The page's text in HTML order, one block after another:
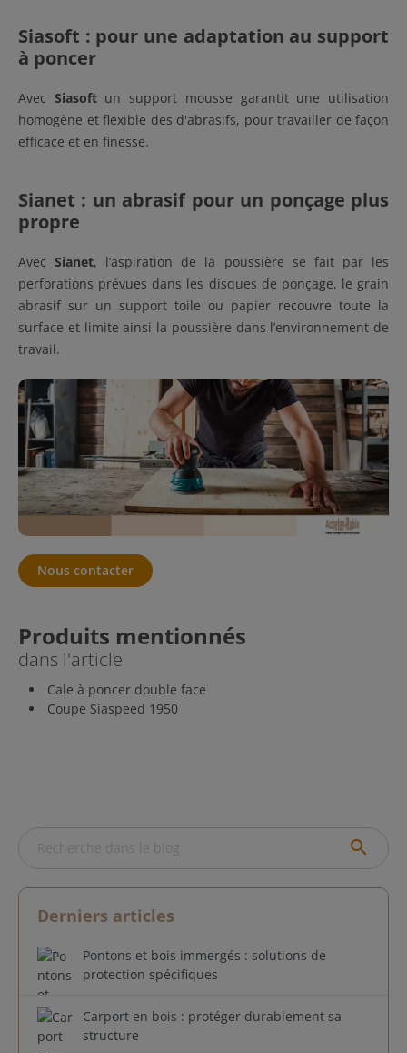
search
Derniers articles
Pontons et bois immergés : solutions de
protection spécifiques
Carport en bois : protéger durablement sa
structure
Siasoft : pour une adaptation au support
à poncer
Avec Siasoftun support mousse garantit une utilisation
homogène et flexible des d'abrasifs, pour travailler de façon
efficace et en finesse.
Sianet : un abrasif pour un ponçage plus
propre
AvecSianet, l’aspiration de la poussière se fait par les
perforations prévues dans les disques de ponçage, le grain
abrasif sur un support toile ou papier recouvre toute la
surface et limite ainsi la poussière dans l’environnement de
travail.
Nous contacter
Produits mentionnés
dans l'article
Cale à poncer double face
Coupe Siaspeed 1950